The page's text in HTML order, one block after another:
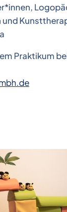
Praktikum